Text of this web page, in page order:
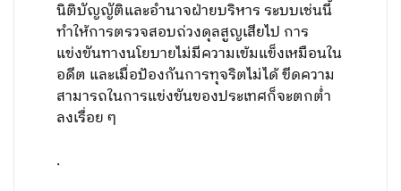
นิติบัญญัติและอำนาจฝ่ายบริหาร ระบบเช่นนี้
ทำให้การตรวจสอบถ่วงดุลสูญเสียไป การ
แข่งขันทางนโยบายไม่มีความเข้มแข็งเหมือนใน
อดีต และเมื่อป้องกันการทุจริตไม่ได้ ขีดความ
สามารถในการแข่งขันของประเทศก็จะตกต่ำ
ลงเรื่อย ๆ
.